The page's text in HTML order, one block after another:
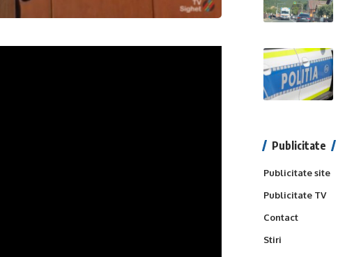
Publicitate
Publicitate site
Publicitate TV
Contact
Stiri